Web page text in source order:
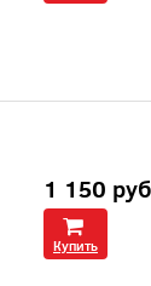
1 150
Купить